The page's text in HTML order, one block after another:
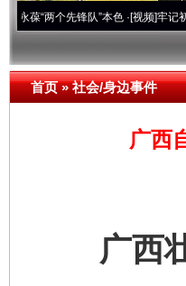
个先锋队”本色·[视频]牢记初心使命
首页»社会/身边事件
广西
广西壮